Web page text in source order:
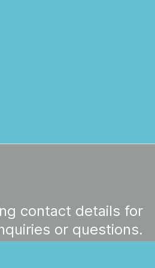
contact details for
or questions.